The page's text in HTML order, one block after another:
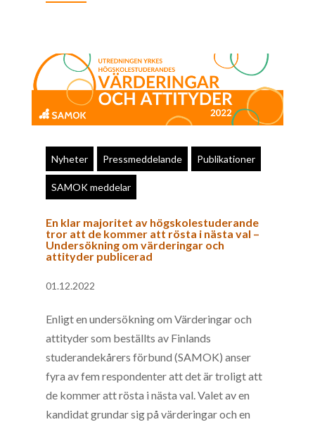
Nyheter Pressmeddelande Publikationer
SAMOK meddelar
En klar majoritet av högskolestuderande
tror att de kommer att rösta i nästa val –
Undersökning om värderingar och
attityder publicerad
01.12.2022
Enligt en undersökning om Värderingar och
attityder som beställts av Finlands
studerandekårers förbund (SAMOK) anser
fyra av fem respondenter att det är troligt att
de kommer att rösta i nästa val. Valet av en
kandidat grundar sig på värderingar och en